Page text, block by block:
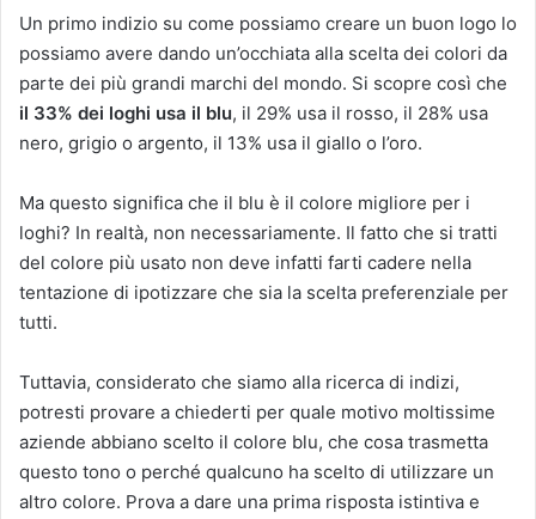
Un primo indizio su come possiamo creare un buon logo lo
possiamo avere dando un’occhiata alla scelta dei colori da
parte dei più grandi marchi del mondo. Si scopre così che
il 33% dei loghi usa il blu, il 29% usa il rosso, il 28% usa
nero, grigio o argento, il 13% usa il giallo o l’oro.
Ma questo significa che il blu è il colore migliore per i
loghi? In realtà, non necessariamente. Il fatto che si tratti
del colore più usato non deve infatti farti cadere nella
tentazione di ipotizzare che sia la scelta preferenziale per
tutti.
Tuttavia, considerato che siamo alla ricerca di indizi,
potresti provare a chiederti per quale motivo moltissime
aziende abbiano scelto il colore blu, che cosa trasmetta
questo tono o perché qualcuno ha scelto di utilizzare un
altro colore. Prova a dare una prima risposta istintiva e